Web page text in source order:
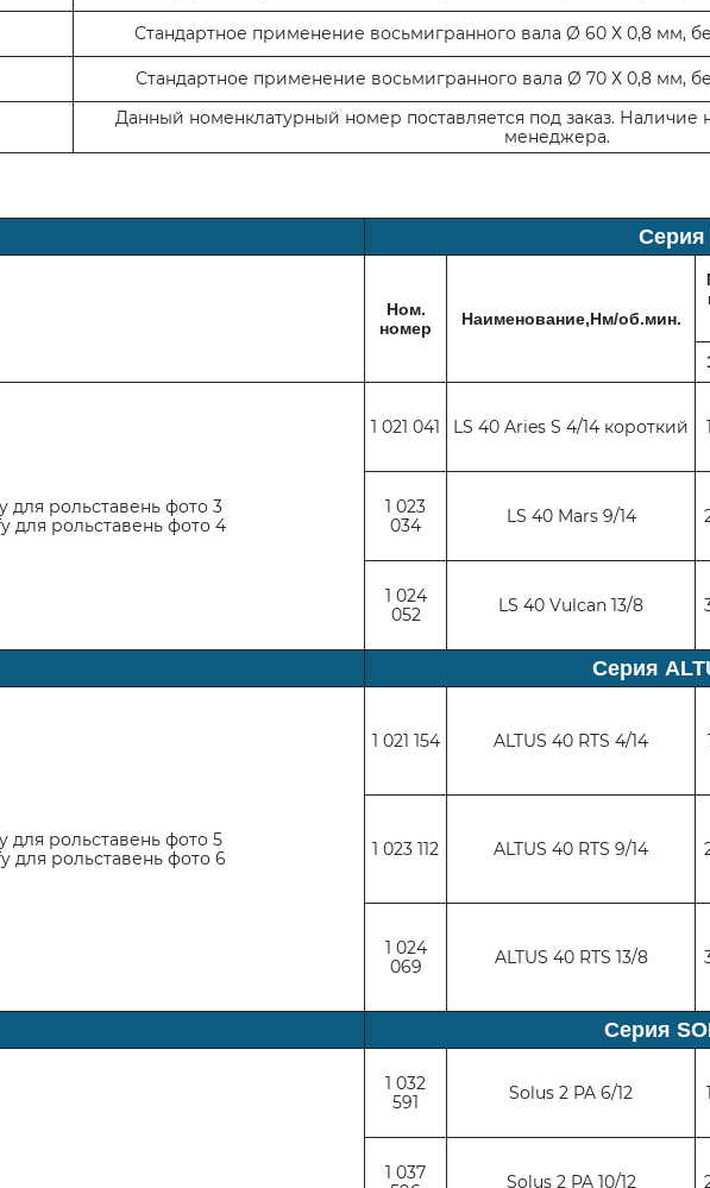
Стандартное применение восьмигранного вала Ø 60 Х 0,8 мм,
Стандартное применение восьмигранного вала Ø 70 Х 0,8 мм,
Данный номенклатурный номер поставляется под заказ. Наличие
менеджера.
Cерия
Ном.
номер
Наименование,Нм/об.мин.
1 021 041 LS 40 Aries S 4/14 короткий
1 023
034
LS 40 Mars 9/14
1 024
052
LS 40 Vulcan 13/8
Cерия
1 021 154 ALTUS 40 RTS 4/14
1 023 112 ALTUS 40 RTS 9/14
1 024
069
ALTUS 40 RTS 13/8
Серия
1 032
591
Solus 2 PA 6/12
1 037
Solus 2 PA 10/12